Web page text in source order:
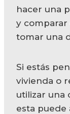
hacer una
y comparar
tomar una
Si estás
vivienda o
utilizar una
esta puede